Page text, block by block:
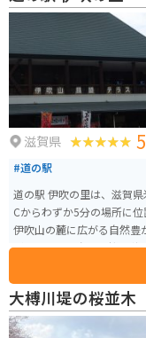
滋賀県 5
#道の駅
道の駅 伊吹の里は、滋賀
Cからわずか5分の場所に
伊吹山の麓に広がる自然豊
ができます。春には桜、秋
おすすめです。道の駅に
所や、伊吹そばなどの地元グ
は日本百名山の一つであり
は、道の駅 伊吹の里で情報
大榑川堤の桜並木